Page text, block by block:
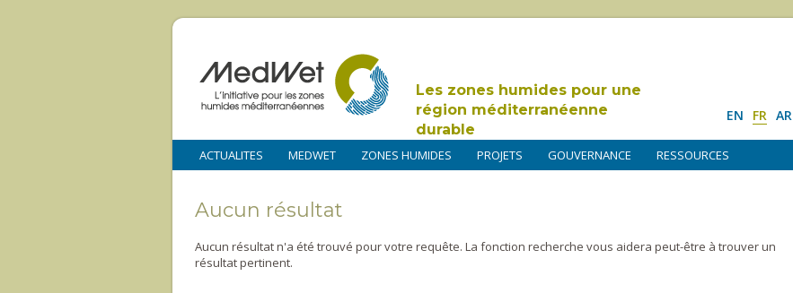
Les zones humides pour une
région méditerranéenne
durable
EN FR AR
ACTUALITES MEDWET ZONES HUMIDES PROJETS GOUVERNANCE RESSOURCES
Aucun résultat
Aucun résultat n'a été trouvé pour votre requête. La fonction recherche vous aidera peut-être à trouver un
résultat pertinent.